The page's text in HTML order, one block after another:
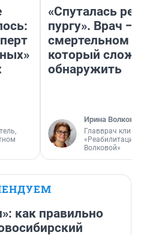
«Спуталась
пургу». Врач —
смертельном
который
обнаружить
Ирина Волкова
Главврач
«Реабилитация
Волковой»
как правильно